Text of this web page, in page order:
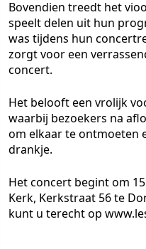
Bovendien treedt het
speelt delen uit hun
was tijdens hun
zorgt voor een
concert.
Het belooft een vrolijk
waarbij bezoekers na
om elkaar te ontmoeten
drankje.
Het concert begint om
Kerk, Kerkstraat 56 te
kunt u terecht op